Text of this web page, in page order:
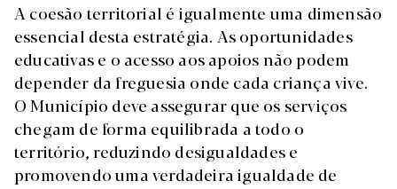
A coesão territorial é igualmente uma dimensão
essencial desta estratégia. As oportunidades
educativas e o acesso aos apoios não podem
depender da freguesia onde cada criança vive.
O Município deve assegurar que os serviços
chegam de forma equilibrada a todo o
território, reduzindo desigualdades e
promovendo uma verdadeira igualdade de